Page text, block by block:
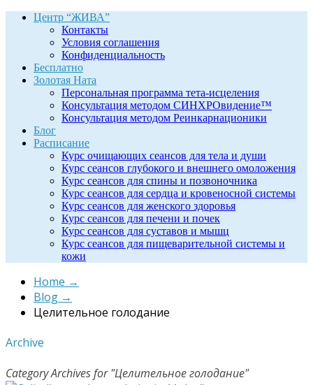
Центр “ЖИВА”
Контакты
Условия соглашения
Конфиденциальность
Бесплатно
Золотая Ната
Персональная программа тета-исцеления
Консультация методом СИНХРОвидение™
Консультация методом Реинкарнационики
Блог
Расписание
Курс очищающих сеансов для тела и души
Курс сеансов глубокого и внешнего омоложения
Курс сеансов для спины и позвоночника
Курс сеансов для сердца и кровеносной системы
Курс сеансов для женского здоровья
Курс сеансов для печени и почек
Курс сеансов для суставов и мышц
Курс сеансов для пищеварительной системы и
кожи
Home →
Blog →
Целительное голодание
Archive
Category Archives for "Целительное голодание"